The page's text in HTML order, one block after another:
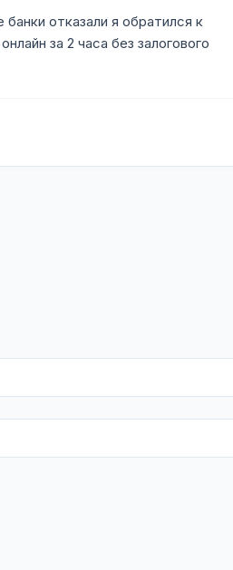
отказали я обратился к
за 2 часа без залогового